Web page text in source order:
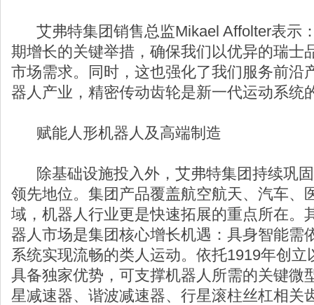
艾弗特集团销售总监Mikael Affolter表示
期增长的关键举措，确保我们以优异的瑞士
市场需求。同时，这也强化了我们服务前
器人产业，精密传动齿轮是新一代运动系统
赋能人形机器人及高端制造
除基础设施投入外，艾弗特集团持续巩
领先地位。集团产品覆盖航空航天、汽车、
域，机器人行业更是快速拓展的重点所在。
器人市场是集团核心增长机遇：具身智能需
系统实现流畅的类人运动。依托1919年创
具备独家优势，可支撑机器人所需的关键微
星减速器、谐波减速器、行星滚柱丝杠相关